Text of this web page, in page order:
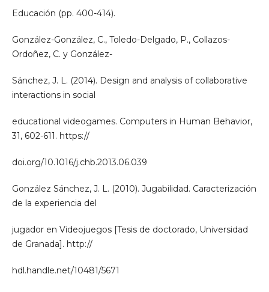
Educación (pp. 400-414).
González-González, C., Toledo-Delgado, P., Collazos-
Ordoñez, C. y González-
Sánchez, J. L. (2014). Design and analysis of collaborative
interactions in social
educational videogames. Computers in Human Behavior,
31, 602-611. https://
doi.org/10.1016/j.chb.2013.06.039
González Sánchez, J. L. (2010). Jugabilidad. Caracterización
de la experiencia del
jugador en Videojuegos [Tesis de doctorado, Universidad
de Granada]. http://
hdl.handle.net/10481/5671